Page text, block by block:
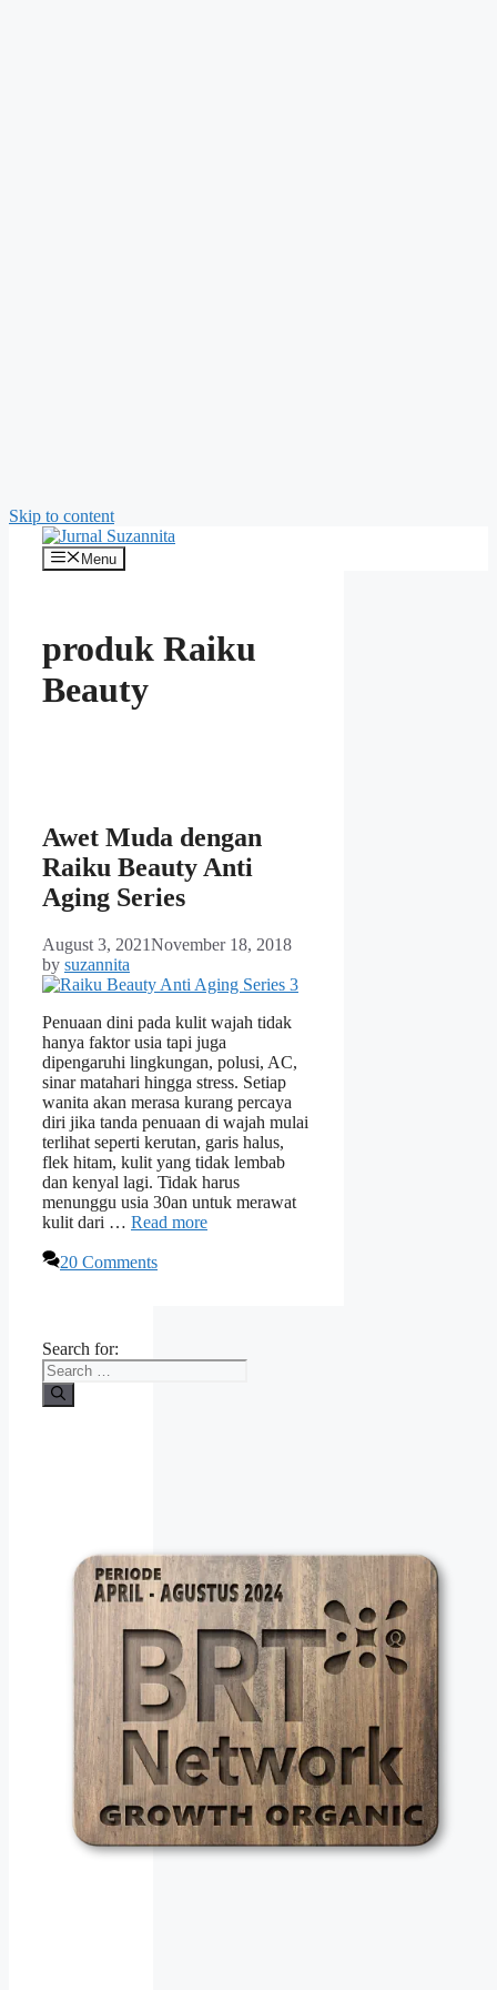
Skip to content
Menu
produk Raiku
Beauty
Awet Muda dengan
Raiku Beauty Anti
Aging Series
August 3, 2021November 18, 2018
by suzannita
Penuaan dini pada kulit wajah tidak
hanya faktor usia tapi juga
dipengaruhi lingkungan, polusi, AC,
sinar matahari hingga stress. Setiap
wanita akan merasa kurang percaya
diri jika tanda penuaan di wajah mulai
terlihat seperti kerutan, garis halus,
flek hitam, kulit yang tidak lembab
dan kenyal lagi. Tidak harus
menunggu usia 30an untuk merawat
kulit dari … Read more
20 Comments
Search for: